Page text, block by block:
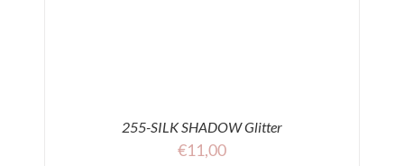
255-SILK SHADOW Glitter
€11,00